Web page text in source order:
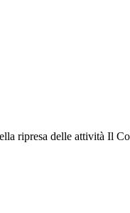
ripresa delle attività Il